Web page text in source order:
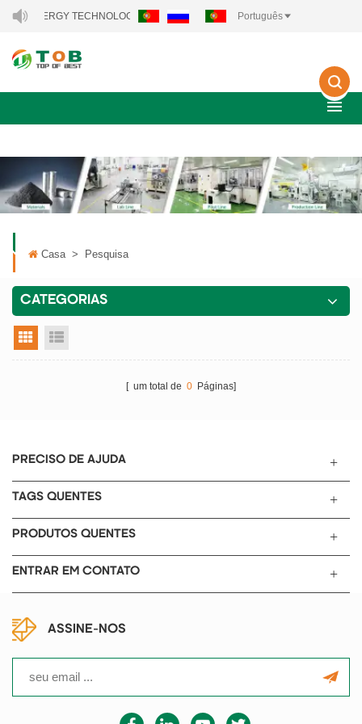
ENERGY TECHNOLOGY CO., LTD.. Português
Casa > Pesquisa
CATEGORIAS
visualização em grade
[ um total de 0 Páginas]
PRECISO DE AJUDA
TAGS QUENTES
PRODUTOS QUENTES
ENTRAR EM CONTATO
ASSINE-NOS